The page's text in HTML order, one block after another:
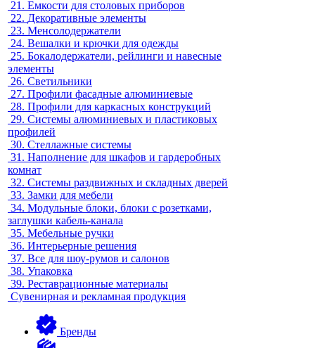
21. Емкости для столовых приборов
22. Декоративные элементы
23. Менсолодержатели
24. Вешалки и крючки для одежды
25. Бокалодержатели, рейлинги и навесные
элементы
26. Светильники
27. Профили фасадные алюминиевые
28. Профили для каркасных конструкций
29. Системы алюминиевых и пластиковых
профилей
30. Стеллажные системы
31. Наполнение для шкафов и гардеробных
комнат
32. Системы раздвижных и складных дверей
33. Замки для мебели
34. Модульные блоки, блоки с розетками,
заглушки кабель-канала
35. Мебельные ручки
36. Интерьерные решения
37. Все для шоу-румов и салонов
38. Упаковка
39. Реставрационные материалы
Сувенирная и рекламная продукция
Бренды